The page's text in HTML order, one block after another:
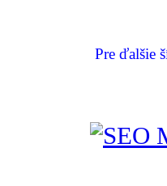
Pre ďalšie